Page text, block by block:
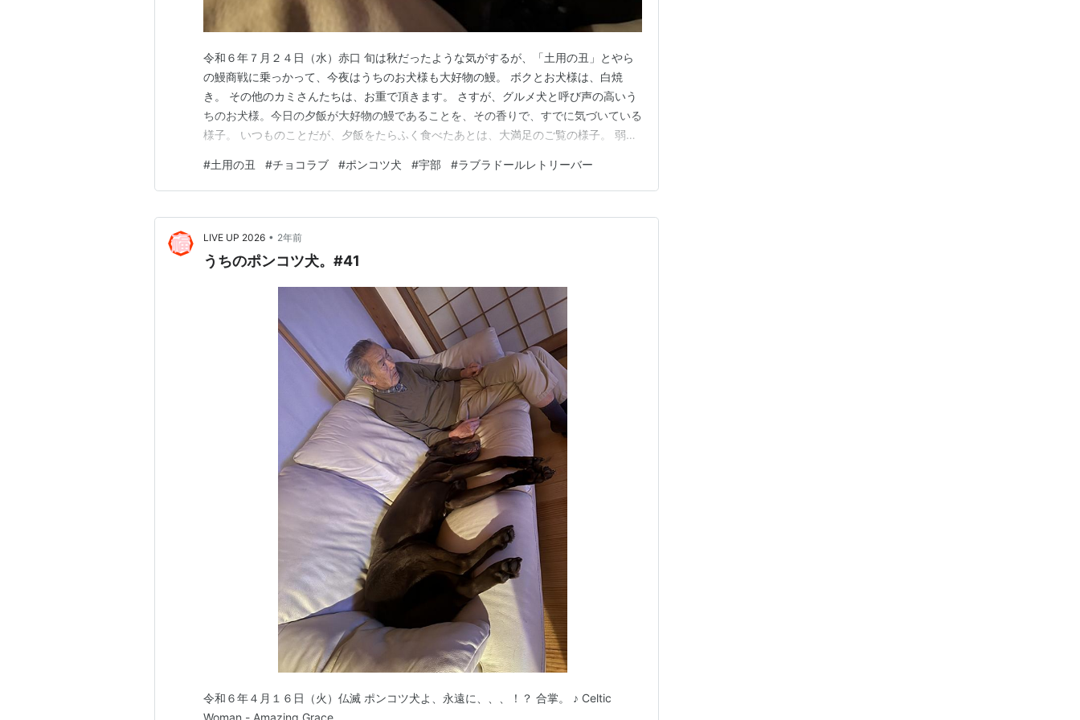
令和６年７月２４日（水）赤口 旬は秋だったような気がするが、「土用の丑」とやら
の鰻商戦に乗っかって、今夜はうちのお犬様も大好物の鰻。 ボクとお犬様は、白焼
き。 その他のカミさんたちは、お重で頂きます。 さすが、グルメ犬と呼び声の高いう
ちのお犬様。今日の夕飯が大好物の鰻であることを、その香りで、すでに気づいている
様子。 いつものことだが、夕飯をたらふく食べたあとは、大満足のご覧の様子。 弱肉
のないキミのその生き方、ほんと、ワンコとしてどうかと思うよ。笑 ♪ The Jets - You
Got It All
#土用の丑 #チョコラブ #ポンコツ犬 #宇部 #ラブラドールレトリーバー
LIVE UP 2026 • 2年前
うちのポンコツ犬。#41
令和６年４月１６日（火）仏滅 ポンコツ犬よ、永遠に、、、！？ 合掌。 ♪ Celtic
Woman - Amazing Grace